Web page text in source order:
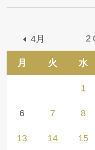
月 火 水
4月
1
6 7 8
13 14 15